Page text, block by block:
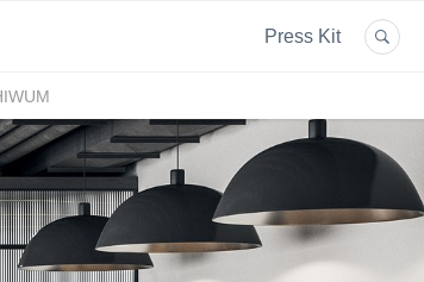
Press Kit